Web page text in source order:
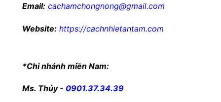
Email: cachamchongnong@gmail.com
Website: https://cachnhietantam.com
*Chi nhánh miền Nam:
Ms. Thủy - 0901.37.34.39